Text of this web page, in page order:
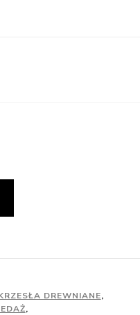
DREWNIANE,
,